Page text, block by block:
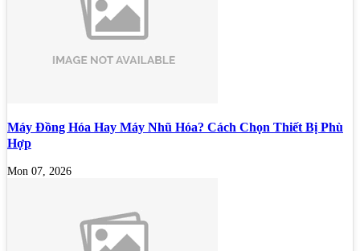
Máy Đồng Hóa Hay Máy Nhũ Hóa? Cách Chọn Thiết Bị Phù
Hợp
Mon 07, 2026